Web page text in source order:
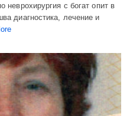
неврохирургия с богат опит в
диагностика, лечение и